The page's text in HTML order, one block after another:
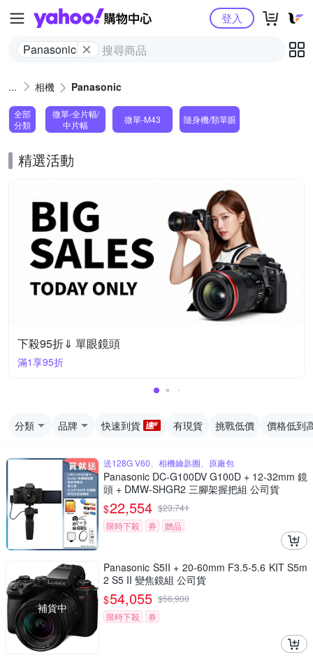
Yahoo購物中心
Panasonic
登入
相機 Panasonic
全部
分類
微單-全片幅/
中片幅
微單-M43 隨身機/類單眼
精選活動
下殺95折⇓ 單眼鏡頭
滿1享95折
分類 品牌 快速到貨 有現貨 挑戰低價 價格低到
送128G V60、相機鑰匙圈、原廠包
Panasonic DC-G100DV G100D + 12-32mm 鏡
頭 + DMW-SHGR2 三腳架握把組 公司貨
$22,554 $23,741
限時下殺
券 贈品
補貨中
Panasonic S5II + 20-60mm F3.5-5.6 KIT S5m
2 S5 II 變焦鏡組 公司貨
$54,055 $56,900
限時下殺
券